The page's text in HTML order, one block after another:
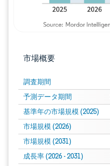
市場概要
調査期間
予測データ期間
基準年の市場規模 (2025)
市場規模 (2026)
市場規模 (2031)
成長率 (2026 - 2031)